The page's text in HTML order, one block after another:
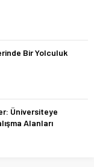
Bir Yolculuk
Üniversiteye
Alanları